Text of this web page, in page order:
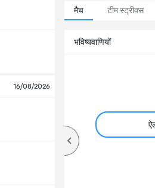
16/08/2026
मैच टीम स्ट्रीक्स
भविष्यवाणियों